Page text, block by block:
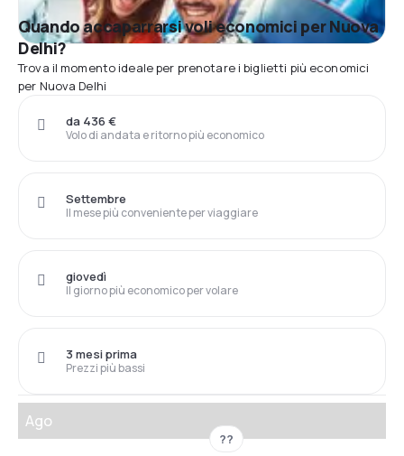
Quando accaparrarsi voli economici per Nuova
Delhi?
Trova il momento ideale per prenotare i biglietti più economici
per Nuova Delhi
Volo di andata e ritorno più economico
da 436 €
Il mese più conveniente per viaggiare
Settembre
Il giorno più economico per volare
giovedì
Prezzi più bassi
3 mesi prima
Ago
??